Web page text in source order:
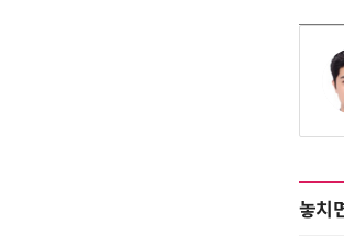
놓치